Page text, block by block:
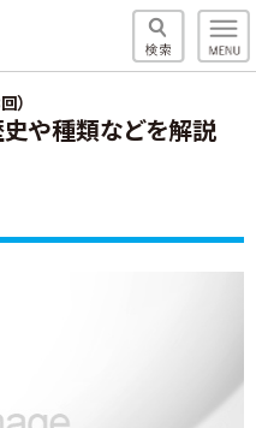
）
史や種類などを解説